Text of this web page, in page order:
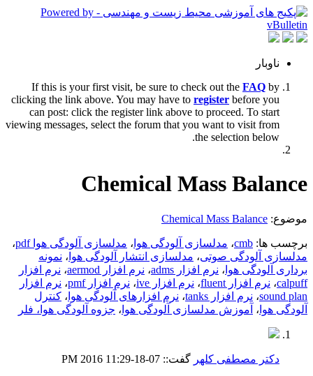
ناوبار
If this is your first visit, be sure to check out the FAQ by
clicking the link above. You may have to register before you
can post: click the register link above to proceed. To start
viewing messages, select the forum that you want to visit from
the selection below.
Chemical Mass Balance
موضوع: Chemical Mass Balance
برچسب ها: cmb، مدلسازی آلودگی هوا ، مدلسازی آلودگی هوا pdf
،
مدلسازی آلودگی صوتی، مدلسازی انتشار آلودگی هوا ، نمونه
برداری آلودگی هوا ، نرم افزار adms ، نرم افزار aermod ، نرم افزار
calpuff، نرم افزار fluent ، نرم افزار ive ، نرم افزار pmf ، نرم افزار
sound plan، نرم افزار tanks ، نرم افزارهای آلودگی هوا ، کنترل
آلودگی هوا ، آموزش مدلسازی آلودگی هوا ، جزوه آلودگی هوا، فلر
دکتر مصطفی کلهر گفت:: 07-18-2016
11:29 PM